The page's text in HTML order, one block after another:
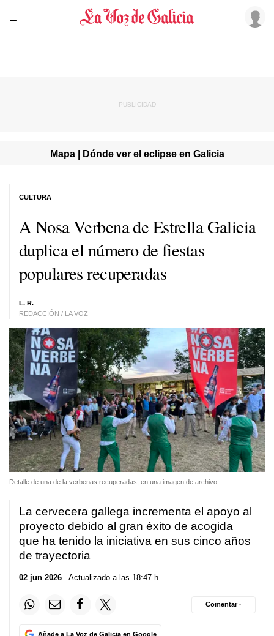
Mapa | Dónde ver el eclipse en Galicia
A Nosa Verbena de Estrella Galicia
duplica el número de fiestas
populares recuperadas
L. R.
REDACCIÓN / LA VOZ
CULTURA
Detalle de una de la verbenas recuperadas, en una imagen de archivo.
La cervecera gallega incrementa el apoyo al
proyecto debido al gran éxito de acogida
que ha tenido la iniciativa en sus cinco años
de trayectoria
02 jun 2026 . Actualizado a las 18:47 h.
Añade a La Voz de Galicia en Google
Comentar ·